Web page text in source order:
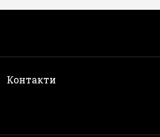
Контакти